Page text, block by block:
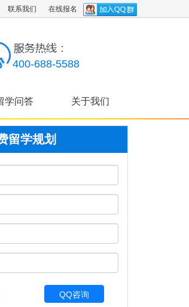
联系我们 在线报名
400-688-5588
学问答 关于我们
留学规划
QQ咨询